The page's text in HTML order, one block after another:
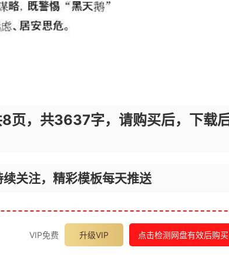
页，共3637字，请购买后，下载
续关注，精彩模板每天推送
VIP免费 升级VIP 点击检测网盘有效后购买